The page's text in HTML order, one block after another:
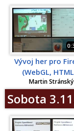
Vývoj her pro
(WebGL,
Martin Stránský
Sobota